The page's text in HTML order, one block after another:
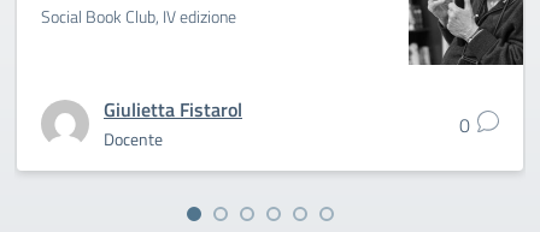
Social Book Club, IV edizione
Giulietta Fistarol
Docente 0